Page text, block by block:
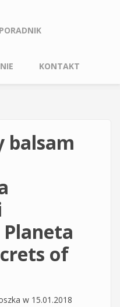
PORADNIK
KONTAKT
balsam
of
w 15.01.2018